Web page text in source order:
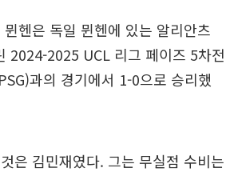
헨은 독일 뮌헨에 있는 알리안츠
2024-2025 UCL 리그 페이즈 5차전
과의 경기에서 1-0으로 승리했
은 김민재였다. 그는 무실점 수비는